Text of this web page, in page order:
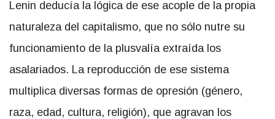
Lenin deducía la lógica de ese acople de la propia
naturaleza del capitalismo, que no sólo nutre su
funcionamiento de la plusvalía extraída los
asalariados. La reproducción de ese sistema
multiplica diversas formas de opresión (género,
raza, edad, cultura, religión), que agravan los